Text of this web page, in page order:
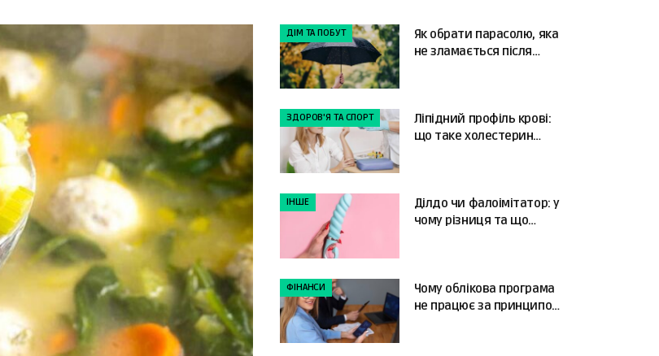
ДІМ ТА ПОБУТ
Як обрати парасолю, яка
не зламається після
ЗДОРОВ'Я ТА СПОРТ
Ліпідний профіль крові:
що таке холестерин
ІНШЕ
Ділдо чи фалоімітатор: у
чому різниця та що
ФІНАНСИ
Чому облікова програма
не працює за принципом